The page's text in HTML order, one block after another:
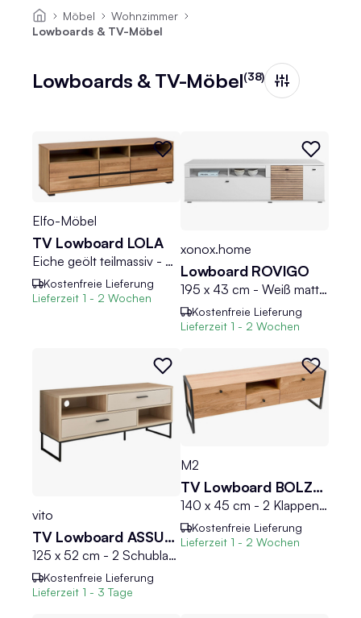
Möbel
Wohnzimmer
Lowboards & TV-Möbel
Lowboards & TV-Möbel(38)
Elfo-Möbel
TV Lowboard LOLA
Eiche geölt teilmassiv - B 163 cm - 3 Schubladen
Kostenfreie Lieferung
Lieferzeit 1 - 2 Wochen
xonox.home
Lowboard ROVIGO
195 x 43 cm - Weiß matt Dekor - Nox Eiche Dekor - 2 Türen - 1 Schublade
Kostenfreie Lieferung
Lieferzeit 1 - 2 Wochen
vito
TV Lowboard ASSUME
125 x 52 cm - 2 Schubladen - Cashmerebraun - Riva Eiche Dekor
Kostenfreie Lieferung
Lieferzeit 1 - 3 Tage
M2
TV Lowboard BOLZANO
140 x 45 cm - 2 Klappen - 1 Schublade - Braun - Schwarz - Wildeiche massiv
Kostenfreie Lieferung
Lieferzeit 1 - 2 Wochen